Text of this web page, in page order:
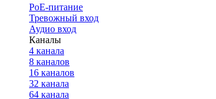
PoE-питание
Тревожный вход
Аудио вход
Каналы
4 канала
8 каналов
16 каналов
32 канала
64 канала